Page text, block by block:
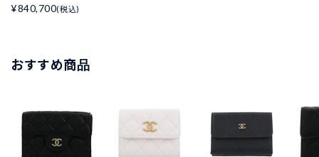
¥840,700(税込)
おすすめ商品